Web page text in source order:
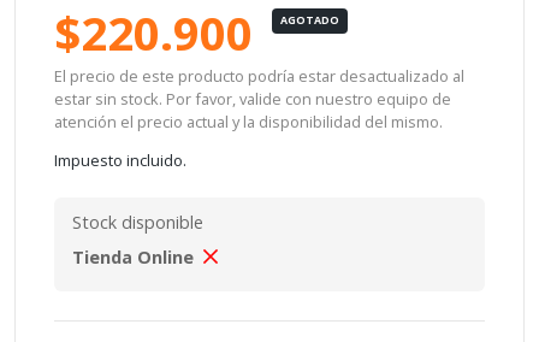
$220.900 AGOTADO
El precio de este producto podría estar desactualizado al
estar sin stock. Por favor, valide con nuestro equipo de
atención el precio actual y la disponibilidad del mismo.
Impuesto incluido.
Stock disponible
Tienda Online